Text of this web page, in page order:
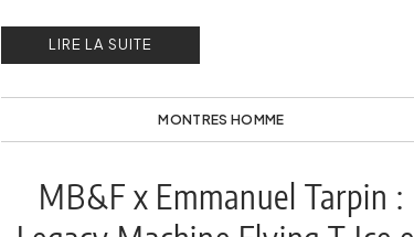
LIRE LA SUITE
MONTRES HOMME
MB&F x Emmanuel Tarpin :